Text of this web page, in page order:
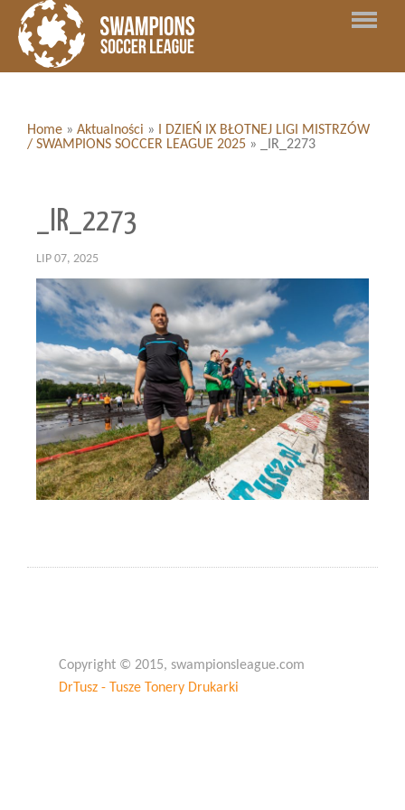
Home » Aktualności »
I DZIEŃ IX BŁOTNEJ LIGI MISTRZÓW
/ SWAMPIONS SOCCER LEAGUE 2025 » _IR_2273
_IR_2273
LIP 07, 2025
Copyright © 2015, swampionsleague.com
DrTusz - Tusze Tonery Drukarki